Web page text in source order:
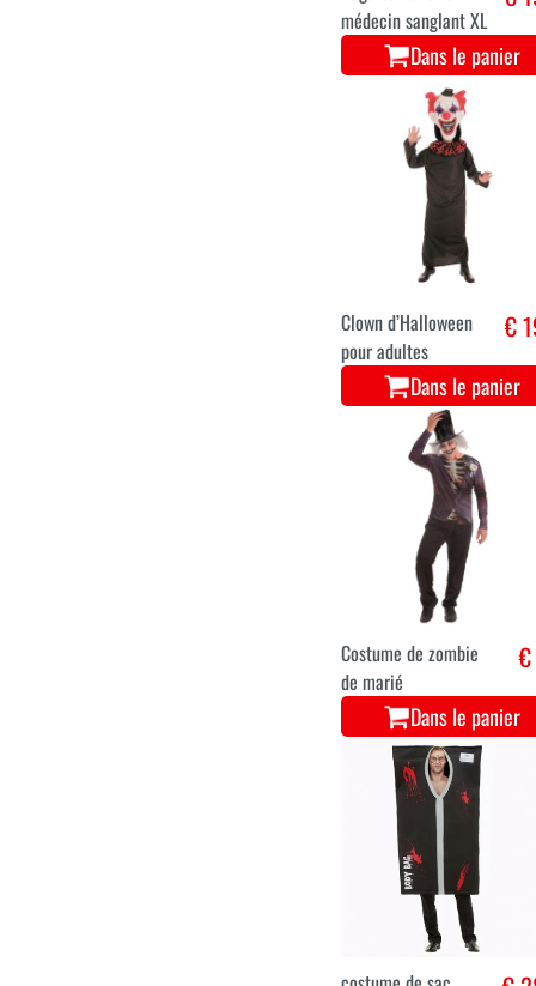
M-L
XL
Déguisement de
médecin sanglant XL
Dans le panier
Clown d’Halloween
pour adultes
Dans le panier
Costume de zombie
de marié
Dans le panier